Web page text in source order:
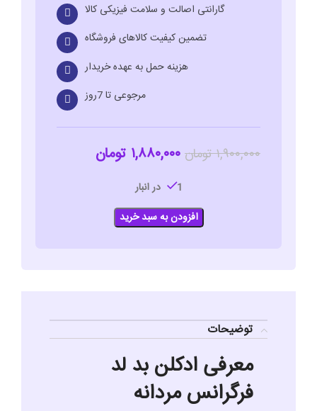
گارانتی اصالت و سلامت فیزیکی کالا
تضمین کیفیت کالاهای فروشگاه
هزینه حمل به عهده خریدار
مرجوعی تا 7روز
۱,۹۰۰,۰۰۰تومان ۱,۸۸۰,۰۰۰ تومان
1 در انبار
افزودن به سبد خرید
توضیحات
معرفی ادکلن بد لد
فرگرانس مردانه